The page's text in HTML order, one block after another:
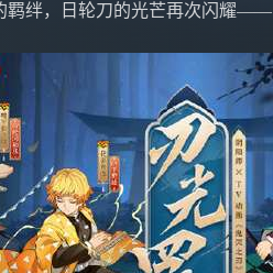
羁绊，日轮刀的光芒再次闪耀——